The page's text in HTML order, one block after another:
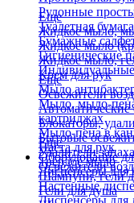
Рулонные
Туалетная бумага
Бумажные
Гигиенические
Еще
Жидкое мыло,
Жидкое мыло
Жидкое мыло,
Крем для рук
Мыло
Мыло, мыло-
картриджах
Мыло-пена в
Паста для рук
Твердое мыло
Шампуни, гели
Гели для душа
Еще
Освежители
Автоматические
Блокаторы,
Бытовые
Удалители запаха
Освежители
Еще
Оборудование
Диспенсеры для
Настенные
Диспенсеры для